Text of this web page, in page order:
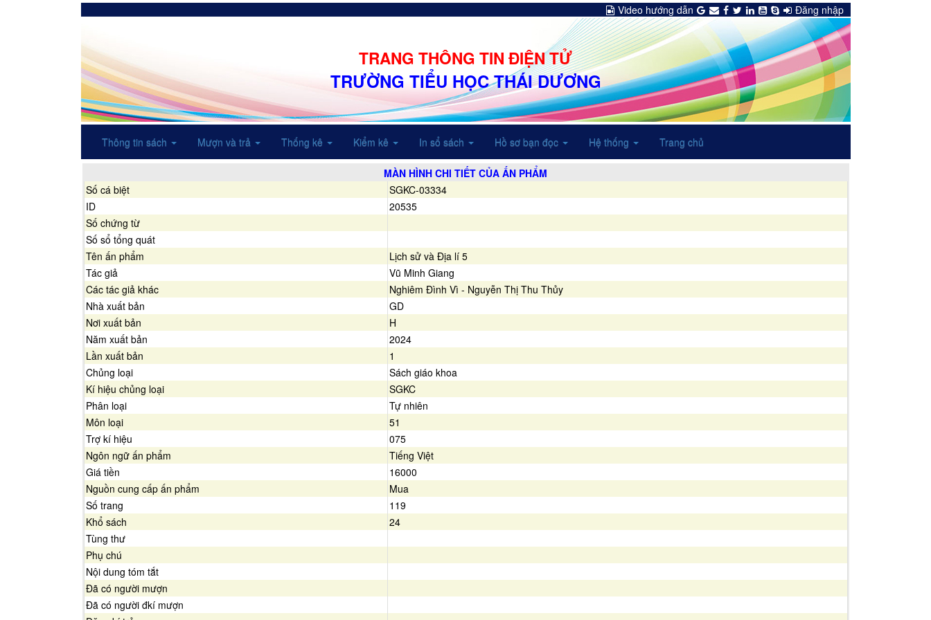
Video hướng dẫn Đăng nhập
TRANG THÔNG TIN ĐIỆN TỬ
TRƯỜNG TIỂU HỌC THÁI DƯƠNG
Thông tin sách Mượn và trả Thống kê Kiểm kê In sổ sách Hồ sơ bạn đọc Hệ thống Trang chủ
MÀN HÌNH CHI TIẾT CỦA ẤN PHẨM
Số cá biệt
SGKC-03334
ID
20535
Số chứng từ
Số sổ tổng quát
Tên ấn phẩm
Lịch sử và Địa lí 5
Tác giả
Vũ Minh Giang
Các tác giả khác
Nghiêm Đình Vì - Nguyễn Thị Thu Thủy
Nhà xuất bản
GD
Nơi xuất bản
H
Năm xuất bản
2024
Lần xuất bản
1
Chủng loại
Sách giáo khoa
Kí hiệu chủng loại
SGKC
Phân loại
Tự nhiên
Môn loại
51
Trợ kí hiệu
075
Ngôn ngữ ấn phẩm
Tiếng Việt
Giá tiền
16000
Nguồn cung cấp ấn phẩm
Mua
Số trang
119
Khổ sách
24
Tùng thư
Phụ chú
Nội dung tóm tắt
Đã có người mượn
Đã có người đkí mượn